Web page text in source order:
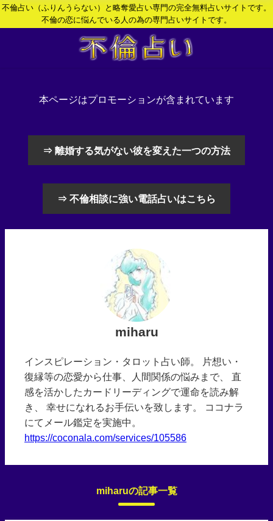
不倫占い（ふりんうらない）と略奪愛占い専門の完全無料占いサイトです。
不倫の恋に悩んでいる人の為の専門占いサイトです。
本ページはプロモーションが含まれています
⇒ 離婚する気がない彼を変えた一つの方法
⇒ 不倫相談に強い電話占いはこちら
miharu
インスピレーション・タロット占い師。 片想い・
復縁等の恋愛から仕事、人間関係の悩みまで、 直
感を活かしたカードリーディングで運命を読み解
き、 幸せになれるお手伝いを致します。 ココナラ
にてメール鑑定を実施中。
https://coconala.com/services/105586
miharuの記事一覧